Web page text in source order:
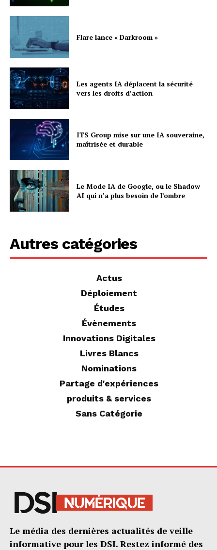
Flare lance « Darkroom »
Les agents IA déplacent la sécurité
vers les droits d’action
ITS Group mise sur une IA souveraine,
maîtrisée et durable
Le Mode IA de Google, ou le Shadow
AI qui n’a plus besoin de l’ombre
Autres catégories
Actus
Déploiement
Études
Évènements
Innovations Digitales
Livres Blancs
Nominations
Partage d'expériences
produits & services
Sans Catégorie
Le média des dernières actualités de veille
informative pour les DSI. Restez informé des